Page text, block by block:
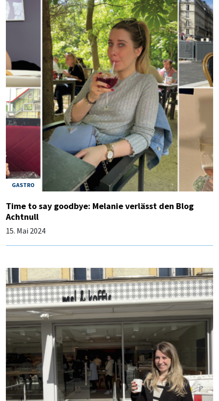
GASTRO
Time to say goodbye: Melanie verlässt den Blog
Achtnull
15. Mai 2024